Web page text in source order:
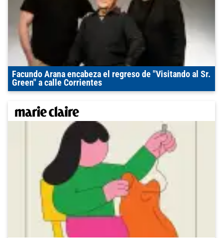
Facundo Arana encabeza el regreso de "Visitando al Sr.
Green" a calle Corrientes